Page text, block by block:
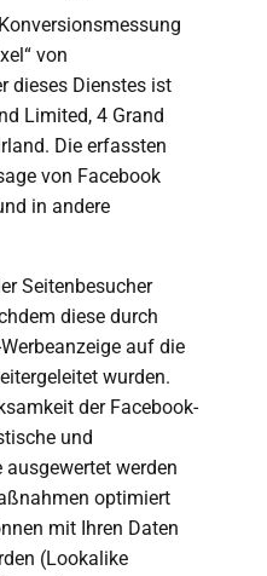
von
dieses Dienstes ist
Limited, 4 Grand
Die erfassten
von Facebook
in andere
Seitenbesucher
diese durch
auf die
wurden.
der Facebook-
und
werden
optimiert
mit Ihren Daten
(Lookalike